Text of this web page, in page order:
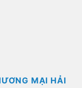
MẠI HẢI